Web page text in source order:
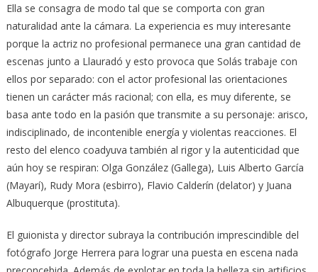
Ella se consagra de modo tal que se comporta con gran
naturalidad ante la cámara. La experiencia es muy interesante
porque la actriz no profesional permanece una gran cantidad de
escenas junto a Llauradó y esto provoca que Solás trabaje con
ellos por separado: con el actor profesional las orientaciones
tienen un carácter más racional; con ella, es muy diferente, se
basa ante todo en la pasión que transmite a su personaje: arisco,
indisciplinado, de incontenible energía y violentas reacciones. El
resto del elenco coadyuva también al rigor y la autenticidad que
aún hoy se respiran: Olga González (Gallega), Luis Alberto García
(Mayarí), Rudy Mora (esbirro), Flavio Calderín (delator) y Juana
Albuquerque (prostituta).
El guionista y director subraya la contribución imprescindible del
fotógrafo Jorge Herrera para lograr una puesta en escena nada